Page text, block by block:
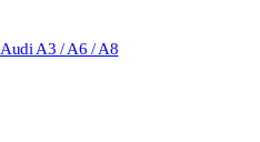
A3 / A6 / A8